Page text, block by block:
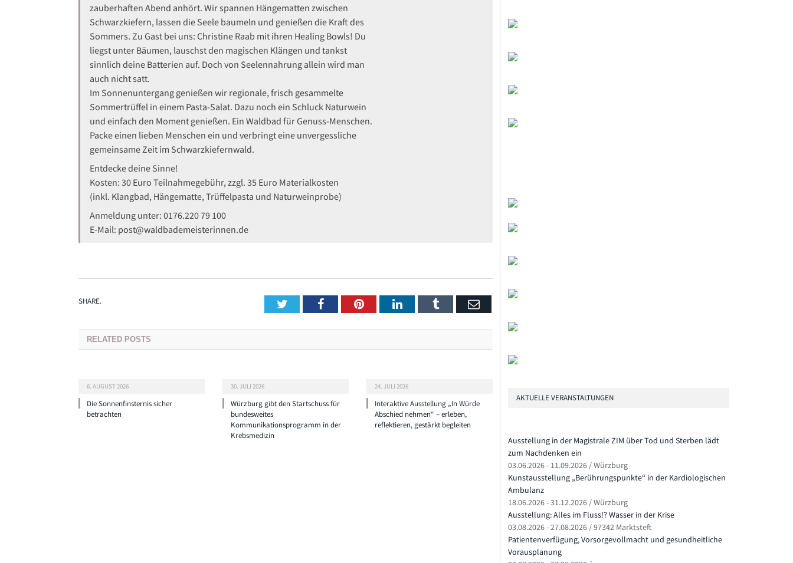
zauberhaften Abend anhört. Wir spannen Hängematten zwischen
Schwarzkiefern, lassen die Seele baumeln und genießen die Kraft des
Sommers. Zu Gast bei uns: Christine Raab mit ihren Healing Bowls! Du
liegst unter Bäumen, lauschst den magischen Klängen und tankst
sinnlich deine Batterien auf. Doch von Seelennahrung allein wird man
auch nicht satt.
Im Sonnenuntergang genießen wir regionale, frisch gesammelte
Sommertrüffel in einem Pasta-Salat. Dazu noch ein Schluck Naturwein
und einfach den Moment genießen. Ein Waldbad für Genuss-Menschen.
Packe einen lieben Menschen ein und verbringt eine unvergessliche
gemeinsame Zeit im Schwarzkiefernwald.
Entdecke deine Sinne!
Kosten: 30 Euro Teilnahmegebühr, zzgl. 35 Euro Materialkosten
(inkl. Klangbad, Hängematte, Trüffelpasta und Naturweinprobe)
Anmeldung unter: 0176.220 79 100
E-Mail: post@waldbademeisterinnen.de
SHARE. TwitterFacebookPinterestLinkedInTumblr Email
RELATED POSTS
6. AUGUST 2026
Die Sonnenfinsternis sicher
betrachten
30. JULI 2026
Würzburg gibt den Startschuss für
bundesweites
Kommunikationsprogramm in der
Krebsmedizin
24. JULI 2026
Interaktive Ausstellung „In Würde
Abschied nehmen“ – erleben,
reflektieren, gestärkt begleiten
AKTUELLE VERANSTALTUNGEN
Ausstellung in der Magistrale ZIM über Tod und Sterben lädt
zum Nachdenken ein
03.06.2026 - 11.09.2026 / Würzburg
Kunstausstellung „Berührungspunkte“ in der Kardiologischen
Ambulanz
18.06.2026 - 31.12.2026 / Würzburg
Ausstellung: Alles im Fluss!? Wasser in der Krise
03.08.2026 - 27.08.2026 / 97342 Marktsteft
Patientenverfügung, Vorsorgevollmacht und gesundheitliche
Vorausplanung